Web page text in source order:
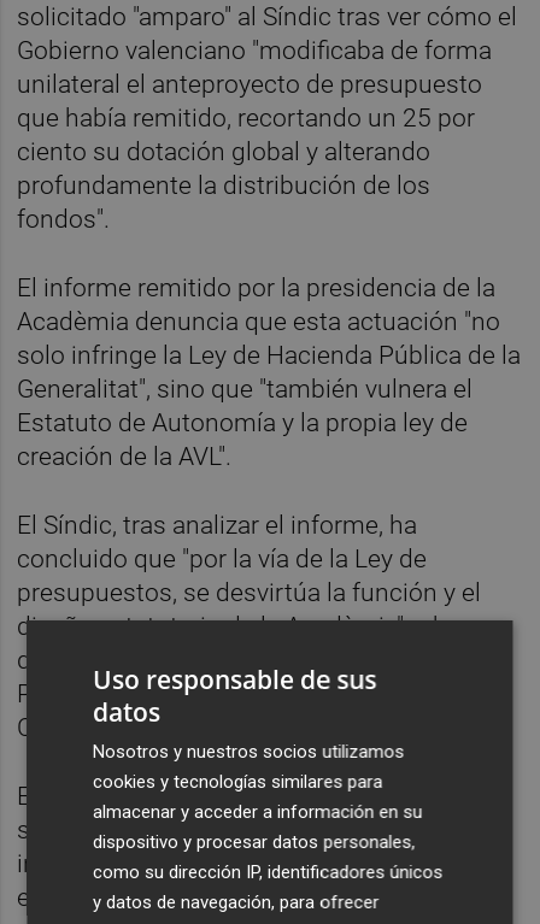
solicitado "amparo" al Síndic tras ver cómo el
Gobierno valenciano "modificaba de forma
unilateral el anteproyecto de presupuesto
que había remitido, recortando un 25 por
ciento su dotación global y alterando
profundamente la distribución de los
fondos".
El informe remitido por la presidencia de la
Acadèmia denuncia que esta actuación "no
solo infringe la Ley de Hacienda Pública de la
Generalitat", sino que "también vulnera el
Estatuto de Autonomía y la propia ley de
creación de la AVL".
El Síndic, tras analizar el informe, ha
concluido que "por la vía de la Ley de
presupuestos, se desvirtúa la función y el
diseño estatutario de la Acadèmia", y ha
decidido trasladar el caso al Defensor del
Pueblo para que lo lleve ante el Tribunal
Constitucional.
Entre los cambios "más graves", y que
suponen un "ataque directo a la
independencia" de la AVL, destaca el
establecimiento de líneas de subvención
Uso responsable de sus
datos
Nosotros y nuestros socios utilizamos
cookies y tecnologías similares para
almacenar y acceder a información en su
dispositivo y procesar datos personales,
como su dirección IP, identificadores únicos
y datos de navegación, para ofrecer